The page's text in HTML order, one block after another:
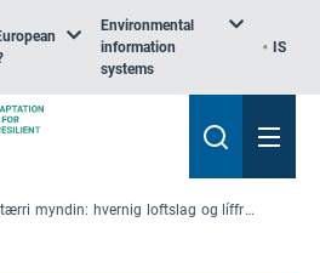
Environmental
information
systems
IS
Stærri myndin: hvernig loftslag og líffræðileg fjölbreytni eru nátengd og hvað Evrópusambandið er að gera til að vernda þau bæði